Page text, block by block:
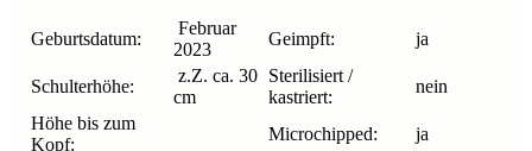
Geburtsdatum:
Februar
2023
Geimpft: ja
Schulterhöhe:
z.Z. ca. 30
cm
Sterilisiert /
kastriert:
nein
Höhe bis zum
Kopf:
Microchipped: ja